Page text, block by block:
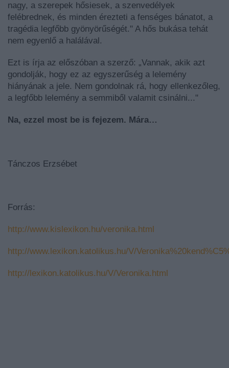
nagy, a szerepek hősiesek, a szenvedélyek
felébrednek, és minden érezteti a fenséges bánatot, a
tragédia legfőbb gyönyörűségét." A hős bukása tehát
nem egyenlő a halálával.
Ezt is írja az előszóban a szerző: „Vannak, akik azt
gondolják, hogy ez az egyszerűség a lelemény
hiányának a jele. Nem gondolnak rá, hogy ellenkezőleg,
a legfőbb lelemény a semmiből valamit csinálni..."
Na, ezzel most be is fejezem. Mára…
Tánczos Erzsébet
Forrás:
http://www.kislexikon.hu/veronika.html
http://www.lexikon.katolikus.hu/V/
http://lexikon.katolikus.hu/V/Veronika.html